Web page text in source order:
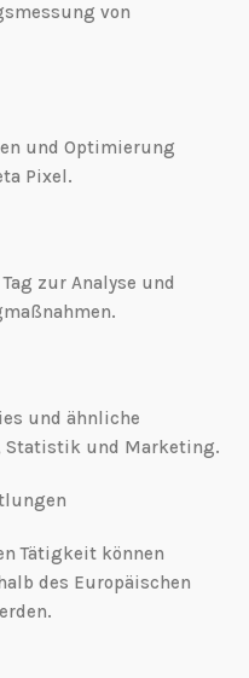
von
und Optimierung
Pixel.
zur Analyse und
und ähnliche
Statistik und Marketing.
Tätigkeit können
des Europäischen